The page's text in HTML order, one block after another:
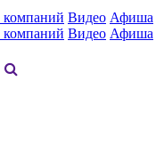
Видео Афиша
Видео Афиша